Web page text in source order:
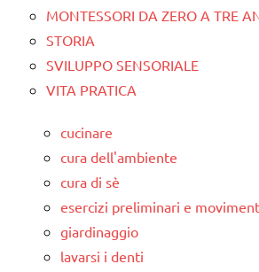
MONTESSORI DA ZERO A TRE
STORIA
SVILUPPO SENSORIALE
VITA PRATICA
cucinare
cura dell'ambiente
cura di sè
esercizi preliminari e
giardinaggio
lavarsi i denti